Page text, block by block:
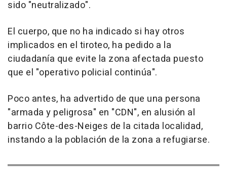
sido "neutralizado".
El cuerpo, que no ha indicado si hay otros
implicados en el tiroteo, ha pedido a la
ciudadanía que evite la zona afectada puesto
que el "operativo policial continúa".
Poco antes, ha advertido de que una persona
"armada y peligrosa" en "CDN", en alusión al
barrio Côte-des-Neiges de la citada localidad,
instando a la población de la zona a refugiarse.